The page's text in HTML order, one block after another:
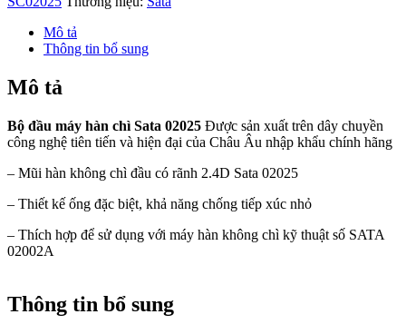
Mô tả
Thông tin bổ sung
Mô tả
Bộ đầu máy hàn chì Sata 02025 Được sản xuất trên dây chuyền
công nghệ tiên tiến và hiện đại của Châu Âu nhập khẩu chính hãng
– Mũi hàn không chì đầu có rãnh 2.4D Sata 02025
– Thiết kế ống đặc biệt, khả năng chống tiếp xúc nhỏ
– Thích hợp để sử dụng với máy hàn không chì kỹ thuật số SATA
02002A
Thông tin bổ sung